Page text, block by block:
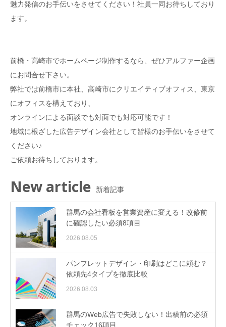
魅力発信のお手伝いをさせてください！社員一同お待ちしており
ます。
前橋・高崎市でホームページ制作するなら、ぜひアルファー企画
にお問合せ下さい。
弊社では前橋市に本社、高崎市にクリエイティブオフィス、東京
にオフィスを構えており、
オンラインによる面談でも対面でも対応可能です！
地域に根ざした広告デザイン会社として皆様のお手伝いをさせて
ください♪
ご依頼お待ちしております。
New article 新着記事
群馬の会社看板を営業資産に変える！改修前
に確認したい必須8項目
2026.08.05
パンフレットデザイン・印刷はどこに頼む？
依頼先4タイプを徹底比較
2026.08.03
群馬のWeb広告で失敗しない！出稿前の必須
チェック16項目